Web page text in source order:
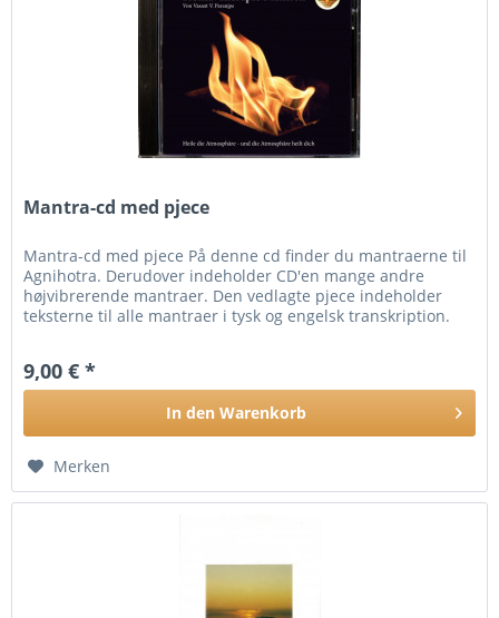
Mantra-cd med pjece
Mantra-cd med pjece På denne cd finder du mantraerne til
Agnihotra. Derudover indeholder CD'en mange andre
højvibrerende mantraer. Den vedlagte pjece indeholder
teksterne til alle mantraer i tysk og engelsk transkription.
9,00 € *
In den Warenkorb
Merken